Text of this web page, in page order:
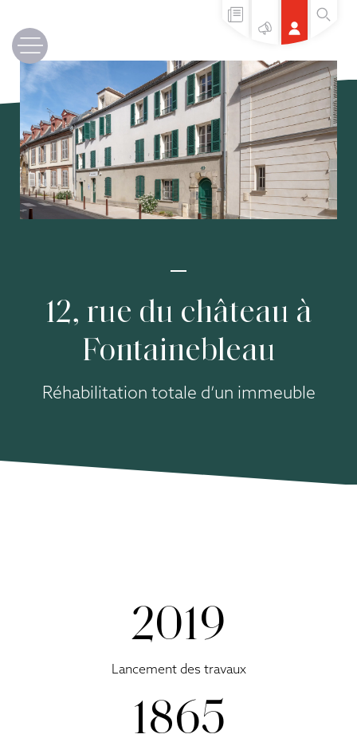
12, rue du château à
Fontainebleau
Réhabilitation totale d’un immeuble
2019
Lancement des travaux
2020